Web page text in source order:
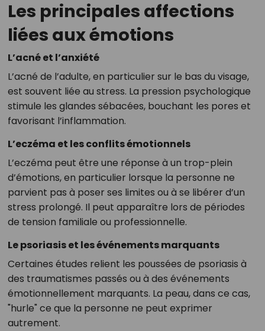
Les principales affections
liées aux émotions
L’acné et l’anxiété
L’acné de l’adulte, en particulier sur le bas du visage,
est souvent liée au stress. La pression psychologique
stimule les glandes sébacées, bouchant les pores et
favorisant l’inflammation.
L’eczéma et les conflits émotionnels
L’eczéma peut être une réponse à un trop-plein
d’émotions, en particulier lorsque la personne ne
parvient pas à poser ses limites ou à se libérer d’un
stress prolongé. Il peut apparaître lors de périodes
de tension familiale ou professionnelle.
Le psoriasis et les événements marquants
Certaines études relient les poussées de psoriasis à
des traumatismes passés ou à des événements
émotionnellement marquants. La peau, dans ce cas,
"hurle" ce que la personne ne peut exprimer
autrement.